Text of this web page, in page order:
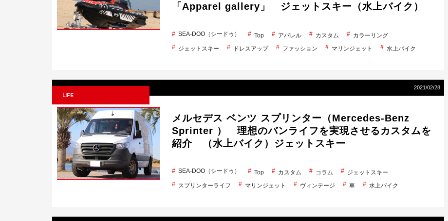
「Apparel gallery」 ジェットスキー（水上バイク）
SEA-DOO（シードゥ） Top アパレル カスタム
カラーリング
ジェットスキー
ドレスアップ ファッション マリンジェット 水上バイク
2021/02/28
LIFE
メルセデス ベンツ スプリンター（Mercedes-Benz
Sprinter ） 理想のバンライフを実現させるカスタムを
紹介 （水上バイク）ジェットスキー
SEA-DOO（シードゥ） Top カスタム コラム
ジェットスキー
スプリンターライフ
マリンジェット ヴィンテージ 車 水上バイク